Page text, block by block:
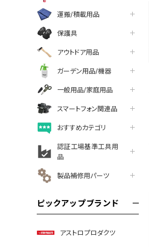
運搬/積載用品
保護具
アウトドア用品
ガーデン用品/機器
一般用品/家庭用品
スマートフォン関連品
おすすめカテゴリ
認証工場基準工具用
品
製品補修用パーツ
ピックアップブランド
アストロプロダクツ